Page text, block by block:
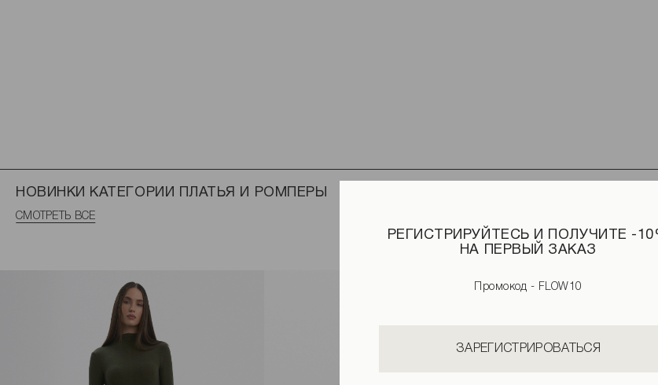
РЕГИСТРИРУЙТЕСЬ И ПОЛУЧИТЕ -
НА ПЕРВЫЙ ЗАКАЗ
Промокод - FLOW10
ЗАРЕГИСТРИРОВАТЬСЯ
НОВИНКИ КАТЕГОРИИ ПЛАТЬЯ И РОМПЕРЫ
СМОТРЕТЬ ВСЕ